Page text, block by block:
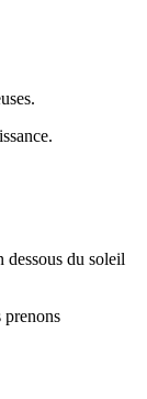
dessous du soleil
prenons